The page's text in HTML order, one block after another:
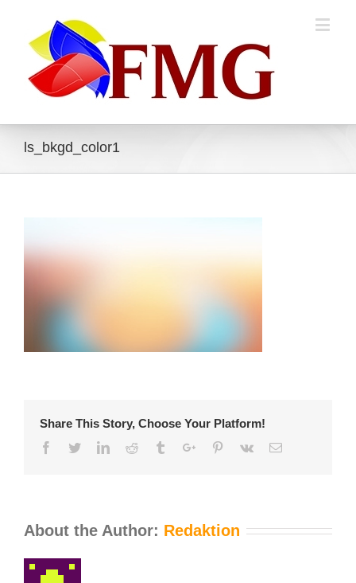
ls_bkgd_color1
Share This Story, Choose Your Platform!
Facebook
TwitterLinkedinReddit TumblrGoogle+Pinterest
Vk Email
About the Author: Redaktion